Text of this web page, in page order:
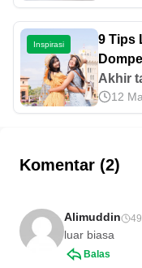
lebar.
yang
para
Kapan
artikel
Inspirasi
9 Tips
Akhir
boros!
12
Komentar (2)
Alimuddin
luar biasa
Balas